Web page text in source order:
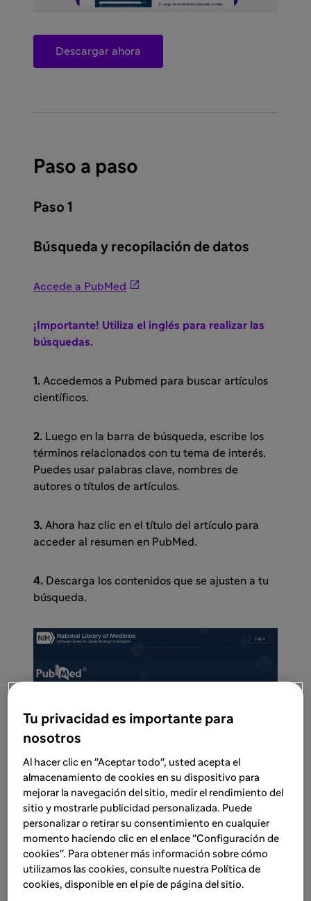
Descargar ahora
Paso a paso
Paso 1
Búsqueda y recopilación de datos
Accede a PubMed 
¡Importante! Utiliza el inglés para realizar las
búsquedas.
1. Accedemos a Pubmed para buscar artículos
científicos.
2. Luego en la barra de búsqueda, escribe los
términos relacionados con tu tema de interés.
Puedes usar palabras clave, nombres de
autores o títulos de artículos.
3. Ahora haz clic en el título del artículo para
acceder al resumen en PubMed.
4. Descarga los contenidos que se ajusten a tu
búsqueda.
Paso 1
Paso 2
Ampliar búsquedas
Accede a Research Rabbit 
Tu privacidad es importante para
nosotros
Al hacer clic en "Aceptar todo", usted acepta el
almacenamiento de cookies en su dispositivo para
mejorar la navegación del sitio, medir el rendimiento del
sitio y mostrarle publicidad personalizada. Puede
personalizar o retirar su consentimiento en cualquier
momento haciendo clic en el enlace "Configuración de
cookies". Para obtener más información sobre cómo
utilizamos las cookies, consulte nuestra Política de
cookies, disponible en el pie de página del sitio.